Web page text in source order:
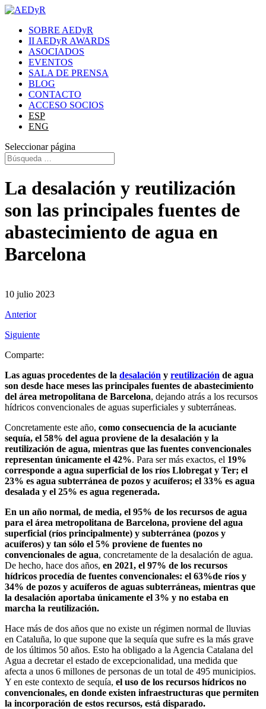
SOBRE AEDyR
II AEDyR AWARDS
ASOCIADOS
EVENTOS
SALA DE PRENSA
BLOG
CONTACTO
ACCESO SOCIOS
ESP
ENG
Seleccionar página
La desalación y reutilización
son las principales fuentes de
abastecimiento de agua en
Barcelona
10 julio 2023
Anterior
Siguiente
Comparte:
Las aguas procedentes de la desalación y reutilización de agua
son desde hace meses las principales fuentes de abastecimiento
del área metropolitana de Barcelona, dejando atrás a los recursos
hídricos convencionales de aguas superficiales y subterráneas.
Concretamente este año, como consecuencia de la acuciante
sequía, el 58% del agua proviene de la desalación y la
reutilización de agua, mientras que las fuentes convencionales
representan únicamente el 42%. Para ser más exactos, el 19%
corresponde a agua superficial de los ríos Llobregat y Ter; el
23% es agua subterránea de pozos y acuíferos; el 33% es agua
desalada y el 25% es agua regenerada.
En un año normal, de media, el 95% de los recursos de agua
para el área metropolitana de Barcelona, proviene del agua
superficial (ríos principalmente) y subterránea (pozos y
acuíferos) y tan sólo el 5% proviene de fuentes no
convencionales de agua, concretamente de la desalación de agua.
De hecho, hace dos años, en 2021, el 97% de los recursos
hídricos procedía de fuentes convencionales: el 63%de ríos y
34% de pozos y acuíferos de aguas subterráneas, mientras que
la desalación aportaba únicamente el 3% y no estaba en
marcha la reutilización.
Hace más de dos años que no existe un régimen normal de lluvias
en Cataluña, lo que supone que la sequía que sufre es la más grave
de los últimos 50 años. Esto ha obligado a la Agencia Catalana del
Agua a decretar el estado de excepcionalidad, una medida que
afecta a unos 6 millones de personas de un total de 495 municipios.
Y en este contexto de sequía, el uso de los recursos hídricos no
convencionales, en donde existen infraestructuras que permiten
la incorporación de estos recursos, está disparado.